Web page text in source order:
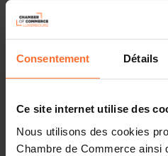
Consentement Détails
Ce site internet utilise des
Nous utilisons des cookies
Chambre de Commerce ainsi
recyclantes utilisées ainsi
procédures applicables en
signes monétaires en euros.